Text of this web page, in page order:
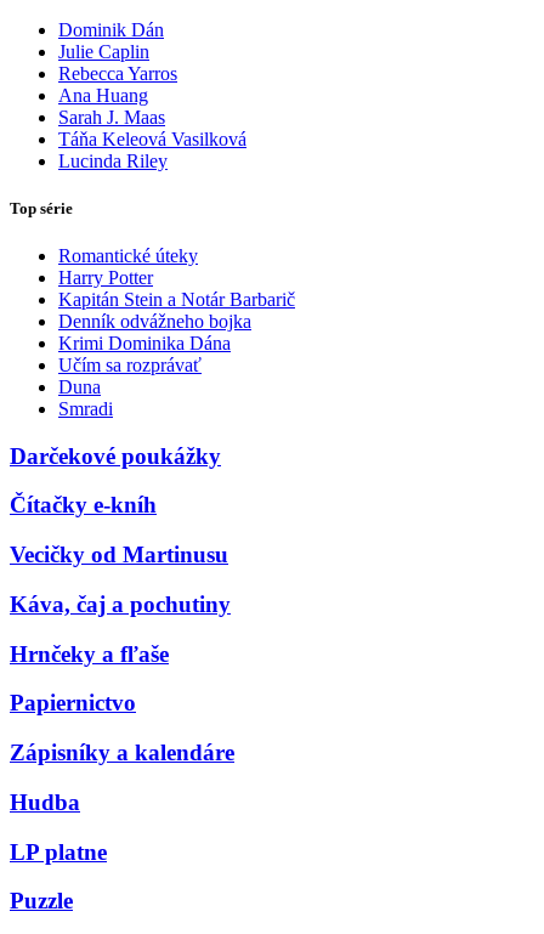
Dominik Dán
Julie Caplin
Rebecca Yarros
Ana Huang
Sarah J. Maas
Táňa Keleová Vasilková
Lucinda Riley
Top série
Romantické úteky
Harry Potter
Kapitán Stein a Notár Barbarič
Denník odvážneho bojka
Krimi Dominika Dána
Učím sa rozprávať
Duna
Smradi
Darčekové poukážky
Čítačky e-kníh
Vecičky od Martinusu
Káva, čaj a pochutiny
Hrnčeky a fľaše
Papiernictvo
Zápisníky a kalendáre
Hudba
LP platne
Puzzle